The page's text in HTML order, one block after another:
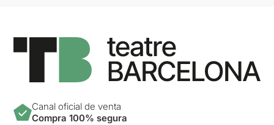
Canal oficial de venta
Compra 100% segura